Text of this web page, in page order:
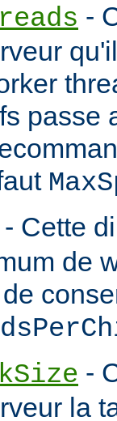
-
passe
- Cette
de
-
la